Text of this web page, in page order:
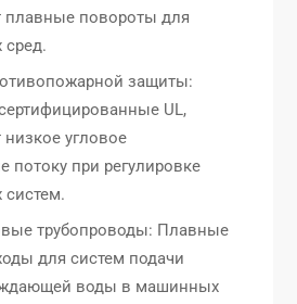
плавные повороты для
сред.
защиты:
UL,
угловое
потоку при регулировке
систем.
трубопроводы: Плавные
для систем подачи
воды в машинных